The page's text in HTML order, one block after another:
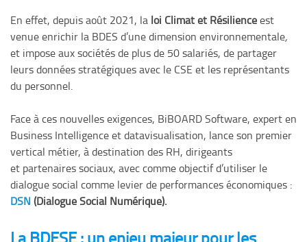
En effet, depuis août 2021, la loi Climat et Résilienceest
venue enrichir la BDES d’une dimension environnementale,
et impose aux sociétés de plus de 50 salariés, de partager
leurs données stratégiques avec le CSE et les représentants
du personnel.
Face à ces nouvelles exigences, BiBOARD Software, expert en
Business Intelligence et datavisualisation, lance son premier
vertical métier, à destination des RH, dirigeants
et partenaires sociaux, avec comme objectif d’utiliser le
dialogue social comme levier de performances économiques :
DSN(Dialogue Social Numérique).